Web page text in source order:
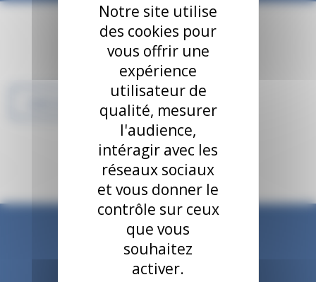
VOIR TOUS NOS CHIFFRES CLÉS
Notre site utilise
des cookies pour
vous offrir une
expérience
utilisateur de
qualité, mesurer
l'audience,
intéragir avec les
réseaux sociaux
et vous donner le
contrôle sur ceux
que vous
souhaitez
activer.